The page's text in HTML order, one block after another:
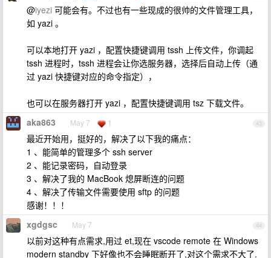
@iyezi 可能会有。不过也有一些现成的很帅的文件管理工具，
如 yazi 。
可以本地打开 yazi ，配置快捷键调用 tssh 上传文件，你调起
tssh 进程时，tssh 进程会让你选服务器，选择后自动上传（通
过 yazi 快捷键对应的命令指定），
也可以在服务器打开 yazi ，配置快捷键调用 tsz 下载文件。
43
aka863 May 7 1
最近开始用，挺好的，解决了以下我的痛点：
1 、能简单的管理多个 ssh server
2 、能记录密码，自动登录
3 、解决了我的 MacBook 熄屏断连的问题
4 、解决了传输文件需要使用 sftp 的问题
感谢！！！
44
xgdgsc May 7
以前对这种有点需求,用过 et,现在 vscode remote 在 Windows
modern standby 下好像也不会睡眠断开了,对这个需求不大了.